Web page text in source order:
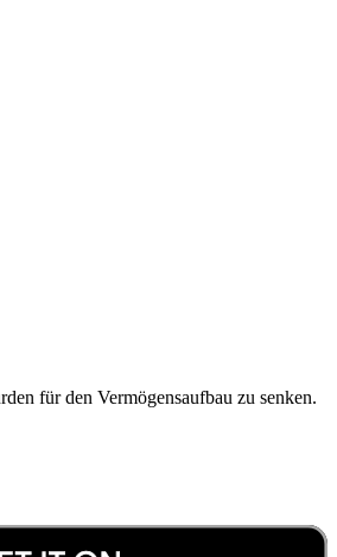
für den Vermögensaufbau zu senken.